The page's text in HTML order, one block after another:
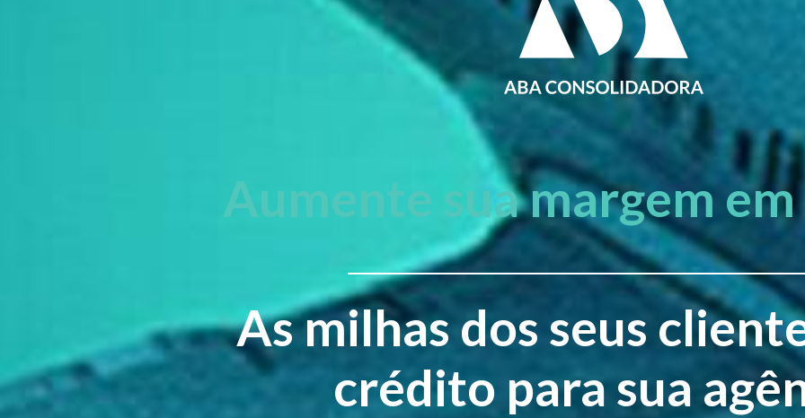
Aumente sua margem
As milhas dos seus
crédito para sua